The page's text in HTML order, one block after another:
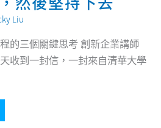
Liu
的三個關鍵思考 創新企業講師
收到一封信，一封來自清華大學